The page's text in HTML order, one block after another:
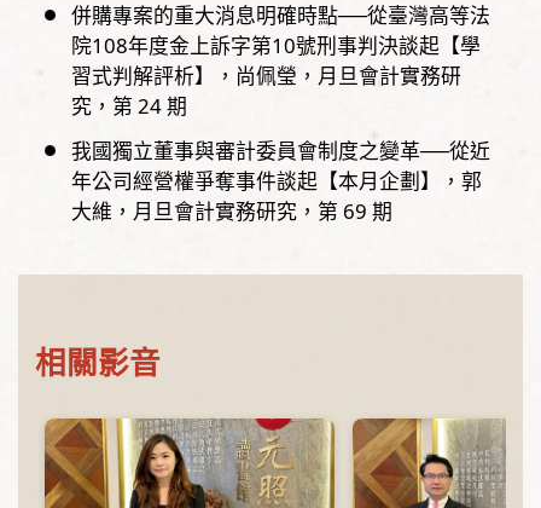
併購專案的重大消息明確時點──從臺灣高等法
院108年度金上訴字第10號刑事判決談起【學
習式判解評析】
尚佩瑩
月旦會計實務研
究， 第24期
我國獨立董事與審計委員會制度之變革──從近
年公司經營權爭奪事件談起【本月企劃】
郭
大維
月旦會計實務研究， 第 69 期
相關影音